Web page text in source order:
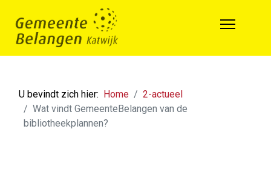
U bevindt zich hier: Home
2-actueel
Wat vindt GemeenteBelangen van de
bibliotheekplannen?